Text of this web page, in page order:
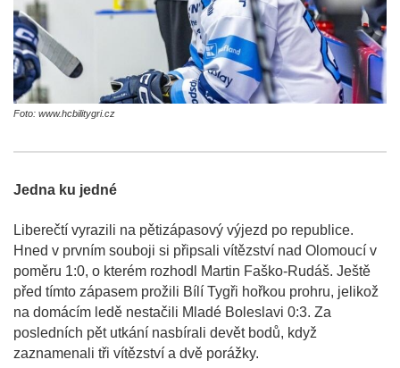
Foto: www.hcbilitygri.cz
Jedna ku jedné
Liberečtí vyrazili na pětizápasový výjezd po republice.
Hned v prvním souboji si připsali vítězství nad Olomoucí v
poměru 1:0, o kterém rozhodl Martin Faško-Rudáš. Ještě
před tímto zápasem prožili Bílí Tygři hořkou prohru, jelikož
na domácím ledě nestačili Mladé Boleslavi 0:3. Za
posledních pět utkání nasbírali devět bodů, když
zaznamenali tři vítězství a dvě porážky.